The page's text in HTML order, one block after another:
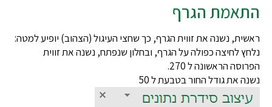
התאמת הגרף
ראשית, נשנה את זווית הגרף, כך שחצי העיגול (הצהוב) יופיע למטה:
נלחץ לחיצה כפולה על הגרף, ובחלון שנפתח, נשנה את זווית
הפרוסה הראשונה ל 270.
נשנה את גודל החור בטבעת ל 50